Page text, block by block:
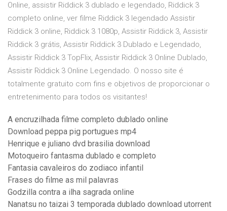
Online, assistir Riddick 3 dublado e legendado, Riddick 3
completo online, ver filme Riddick 3 legendado Assistir
Riddick 3 online, Riddick 3 1080p, Assistir Riddick 3, Assistir
Riddick 3 grátis, Assistir Riddick 3 Dublado e Legendado,
Assistir Riddick 3 TopFlix, Assistir Riddick 3 Online Dublado,
Assistir Riddick 3 Online Legendado. O nosso site é
totalmente gratuito com fins e objetivos de proporcionar o
entretenimento para todos os visitantes!
A encruzilhada filme completo dublado online
Download peppa pig portugues mp4
Henrique e juliano dvd brasilia download
Motoqueiro fantasma dublado e completo
Fantasia cavaleiros do zodiaco infantil
Frases do filme as mil palavras
Godzilla contra a ilha sagrada online
Nanatsu no taizai 3 temporada dublado download utorrent